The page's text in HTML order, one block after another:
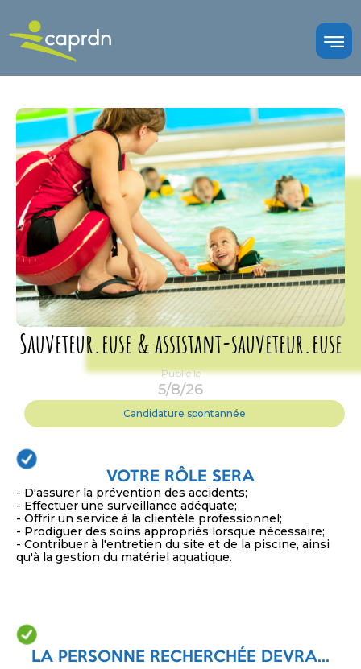
Sauveteur.euse & assistant-sauveteur.euse
Publié le
5/8/26
Candidature spontannée
VOTRE RÔLE SERA
- D'assurer la prévention des accidents;
- Effectuer une surveillance adéquate;
- Offrir un service à la clientèle professionnel;
- Prodiguer des soins appropriés lorsque nécessaire;
- Contribuer à l'entretien du site et de la piscine, ainsi
qu'à la gestion du matériel aquatique.
LA PERSONNE RECHERCHÉE DEVRA...